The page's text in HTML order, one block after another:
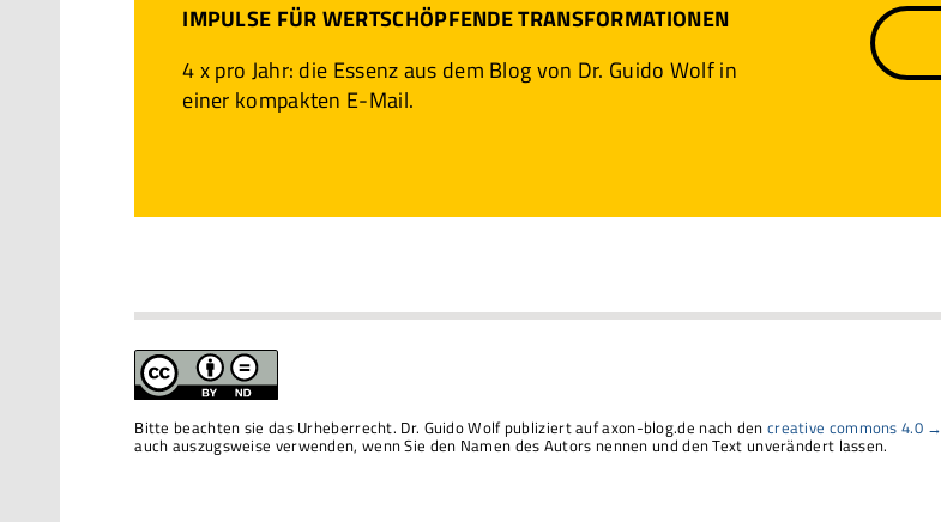
IMPULSE FÜR WERTSCHÖPFENDE TRANSFORMATIONEN
4 x pro Jahr: die Essenz aus dem Blog von Dr. Guido Wolf in
einer kompakten E-Mail.
Bitte beachten sie das Urheberrecht. Dr. Guido Wolf publiziert auf axon-blog.de nach den creative commons 4.0 →
auch auszugsweise verwenden, wenn Sie den Namen des Autors nennen und den Text unverändert lassen.